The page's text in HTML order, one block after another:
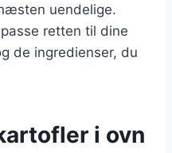
uendelige.
retten til dine
de ingredienser, du
i ovn